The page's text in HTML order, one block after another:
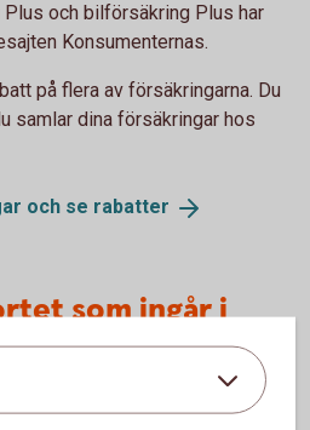
och bilförsäkring Plus har
Konsumenternas.
på flera av försäkringarna. Du
samlar dina försäkringar hos
och se rabatter
som ingår i
Betal- och kreditkort Mastercard